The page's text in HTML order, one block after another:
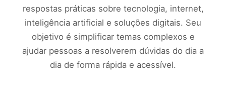
respostas práticas sobre tecnologia, internet,
inteligência artificial e soluções digitais. Seu
objetivo é simplificar temas complexos e
ajudar pessoas a resolverem dúvidas do dia a
dia de forma rápida e acessível.